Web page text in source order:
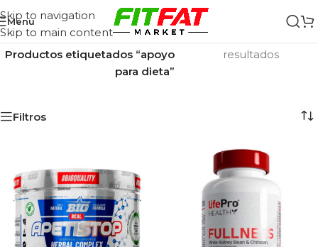
Skip to navigation
Skip to main content
Menu
Inicio/
Productos etiquetados “apoyo
para dieta”
resultados
Filtros